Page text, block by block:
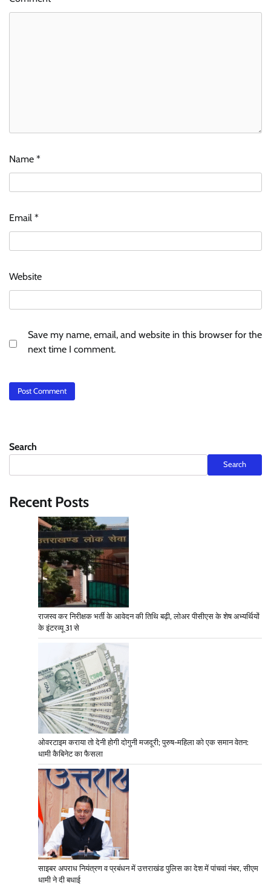
Name *
Email *
Website
Save my name, email, and website in this browser for the
next time I comment.
Search
Search
Recent Posts
राजस्व कर निरीक्षक भर्ती के आवेदन की तिथि बढ़ी, लोअर पीसीएस के शेष अभ्यर्थियों
के इंटरव्यू 31 से
ओवरटाइम कराया तो देनी होगी दोगुनी मजदूरी; पुरुष-महिला को एक समान वेतन:
धामी कैबिनेट का फैसला
साइबर अपराध नियंत्रण व प्रबंधन में उत्तराखंड पुलिस का देश में पांचवां नंबर, सीएम
धामी ने दी बधाई